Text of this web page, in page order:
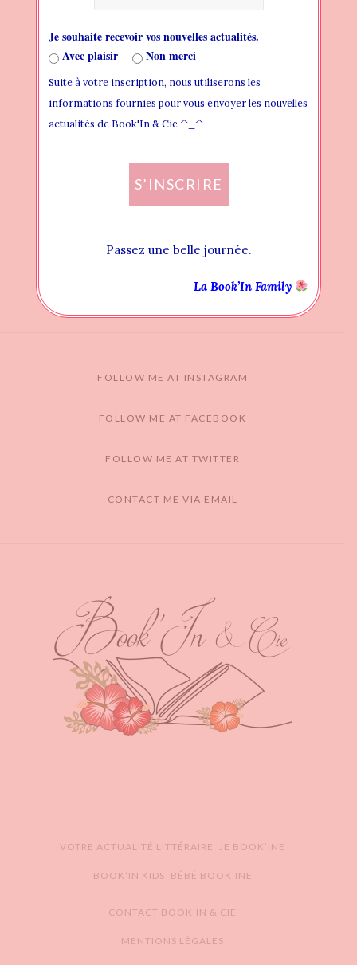
THEME STYLES
WIDGET AREAS
CREATING NEW WIDGET AREA
FOLLOW ME AT INSTAGRAM
FOLLOW ME AT FACEBOOK
FOLLOW ME AT TWITTER
CONTACT ME VIA EMAIL
VOTRE ACTUALITÉ LITTÉRAIRE JE BOOK’INE
BOOK’IN KIDS BÉBÉ BOOK’INE
CONTACT BOOK’IN & CIE
MENTIONS LÉGALES
Je souhaite recevoir vos nouvelles actualités.
Avec plaisir
Non merci
Suite à votre inscription, nous utiliserons les
informations fournies pour vous envoyer les nouvelles
actualités de Book'In & Cie ^_^
S’INSCRIRE
Passez une belle journée.
La Book’In Family